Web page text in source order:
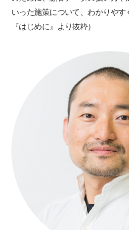
いった施策について、わかりや
『はじめに』より抜粋）